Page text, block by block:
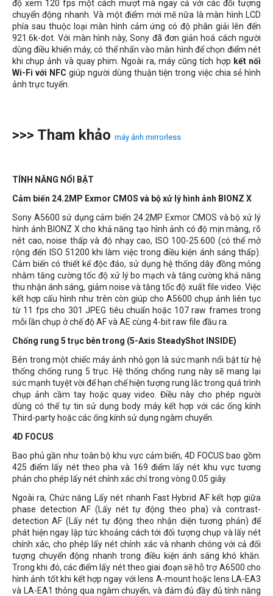
độ xem 120 fps một cách mượt mà ngay cả với các đối tượng
chuyển động nhanh. Và một điểm mới mẽ nữa là màn hình LCD
phía sau thuộc loại màn hình cảm ứng có độ phân giải lên đến
921.6k-dot. Với màn hình này, Sony đã đơn giản hoá cách người
dùng điều khiến máy, có thể nhấn vào màn hình để chọn điểm nét
khi chụp ảnh và quay phim. Ngoài ra, máy cũng tích hợp kết nối
Wi-Fi với NFC giúp người dùng thuận tiện trong việc chia sẻ hình
ảnh trực tuyến.
>>> Tham khảo máy ảnh mirrorless
TÍNH NĂNG NỔI BẬT
Cảm biến 24.2MP Exmor CMOS và bộ xử lý hình ảnh BIONZ X
Sony A5600 sử dụng cảm biến 24.2MP Exmor CMOS và bộ xử lý
hình ảnh BIONZ X cho khả năng tạo hình ảnh có độ mịn màng, rõ
nét cao, noise thấp và độ nhạy cao, ISO 100-25.600 (có thể mở
rộng đến ISO 51200 khi làm việc trong điều kiện ánh sáng thấp).
Cảm biến có thiết kế độc đáo, sử dụng hệ thống dây đồng mỏng
nhằm tăng cường tốc độ xử lý bo mạch và tăng cường khả năng
thu nhận ánh sáng, giảm noise và tăng tốc độ xuất file video. Việc
kết hợp cấu hình như trên còn giúp cho A5600 chụp ảnh liên tục
từ 11 fps cho 301 JPEG tiêu chuẩn hoặc 107 raw frames trong
mỗi lần chụp ở chế độ AF và AE cùng 4-bit raw file đầu ra.
Chống rung 5 trục bên trong (5-Axis SteadyShot INSIDE)
Bên trong một chiếc máy ảnh nhỏ gọn là sức mạnh nổi bật từ hệ
thống chống rung 5 trục. Hệ thống chống rung này sẽ mang lại
sức mạnh tuyệt vời để hạn chế hiện tượng rung lắc trong quá trình
chụp ảnh cầm tay hoặc quay video. Điều này cho phép người
dùng có thể tự tin sử dụng body máy kết hợp với các ống kính
Third-party hoặc các ống kính sử dụng ngàm chuyển.
4D FOCUS
Bao phủ gần như toàn bộ khu vực cảm biến, 4D FOCUS bao gồm
425 điểm lấy nét theo pha và 169 điểm lấy nét khu vực tương
phản cho phép lấy nét chính xác chỉ trong vòng 0.05 giây.
Ngoài ra, Chức năng Lấy nét nhanh Fast Hybrid AF kết hợp giữa
phase detection AF (Lấy nét tự động theo pha) và contrast-
detection AF (Lấy nét tự động theo nhận diện tương phản) để
phát hiện ngay lập tức khoảng cách tới đối tượng chụp và lấy nét
chính xác, cho phép lấy nét chính xác và nhanh chóng với cả đối
tượng chuyển động nhanh trong điều kiện ánh sáng khó khăn.
Trong khi đó, các điểm lấy nét theo giai đoạn sẽ hỗ trợ A6500 cho
hình ảnh tốt khi kết hợp ngay với lens A-mount hoặc lens LA-EA3
và LA-EA1 thông qua ngàm chuyển, và đảm đủ đầy đủ tính năng